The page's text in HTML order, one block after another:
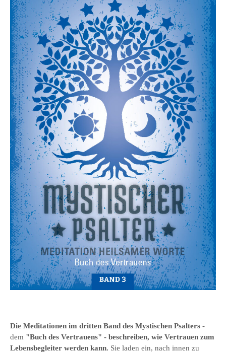
Die Meditationen im dritten Band des Mystischen Psalters -
dem "Buch des Vertrauens" - beschreiben, wie Vertrauen zum
Lebensbegleiter werden kann. Sie laden ein, nach innen zu